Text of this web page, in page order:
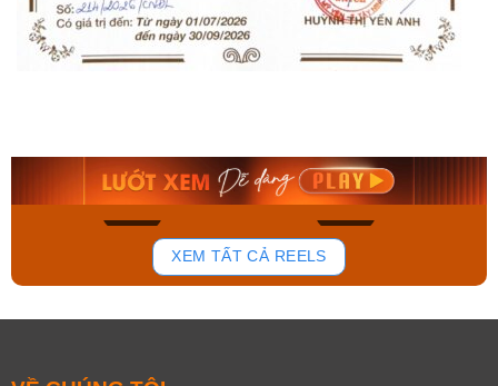
168
Mua ngay Mua ngay
XEM TẤT CẢ REELS